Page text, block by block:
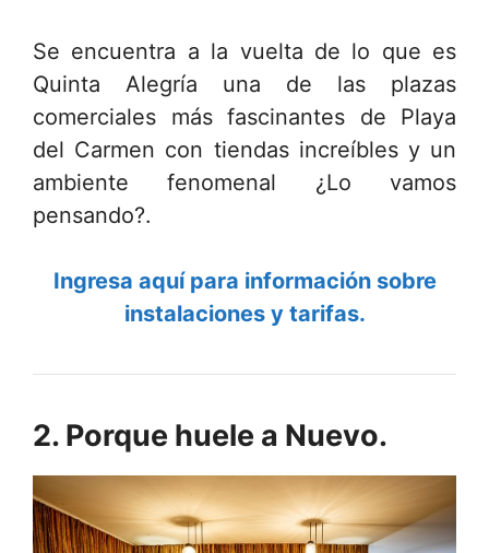
Se encuentra a la vuelta de lo que es
Quinta Alegría una de las plazas
comerciales más fascinantes de Playa
del Carmen con tiendas increíbles y un
ambiente fenomenal ¿Lo vamos
pensando?.
Ingresa aquí para información sobre
instalaciones y tarifas.
2. Porque huele a Nuevo.